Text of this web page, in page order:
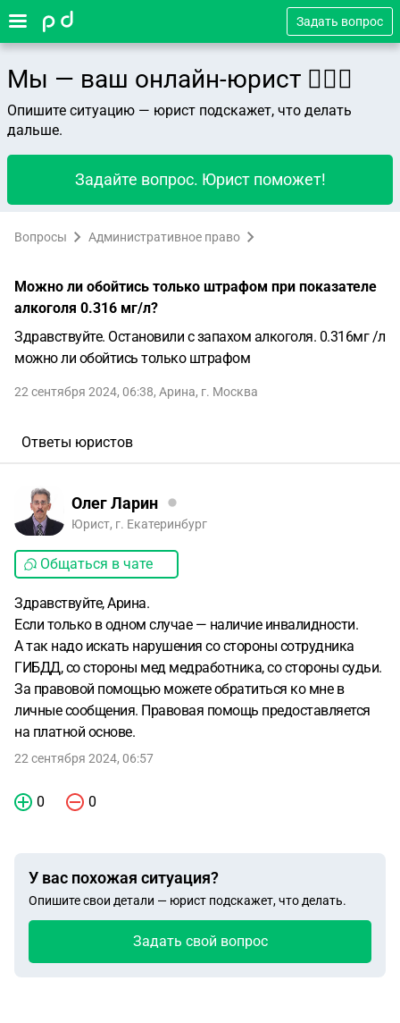
Задать вопрос
Мы — ваш онлайн-юрист 👨🏻‍⚖️
Опишите ситуацию — юрист подскажет, что делать
дальше.
Задайте вопрос. Юрист поможет!
Вопросы Административное право
Можно ли обойтись только штрафом при показателе
алкоголя 0.316 мг/л?
Здравствуйте. Остановили с запахом алкоголя. 0.316мг /л
можно ли обойтись только штрафом
22 сентября 2024, 06:38, Арина, г. Москва
Ответы юристов
Олег Ларин
Юрист, г. Екатеринбург
Общаться в чате
Здравствуйте, Арина.
Если только в одном случае — наличие инвалидности.
А так надо искать нарушения со стороны сотрудника
ГИБДД, со стороны мед медработника, со стороны судьи.
За правовой помощью можете обратиться ко мне в
личные сообщения. Правовая помощь предоставляется
на платной основе.
22 сентября 2024, 06:57
0 0
У вас похожая ситуация?
Опишите свои детали — юрист подскажет, что делать.
Задать свой вопрос